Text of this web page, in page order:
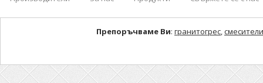
Препоръчваме Ви: гранитогрес,